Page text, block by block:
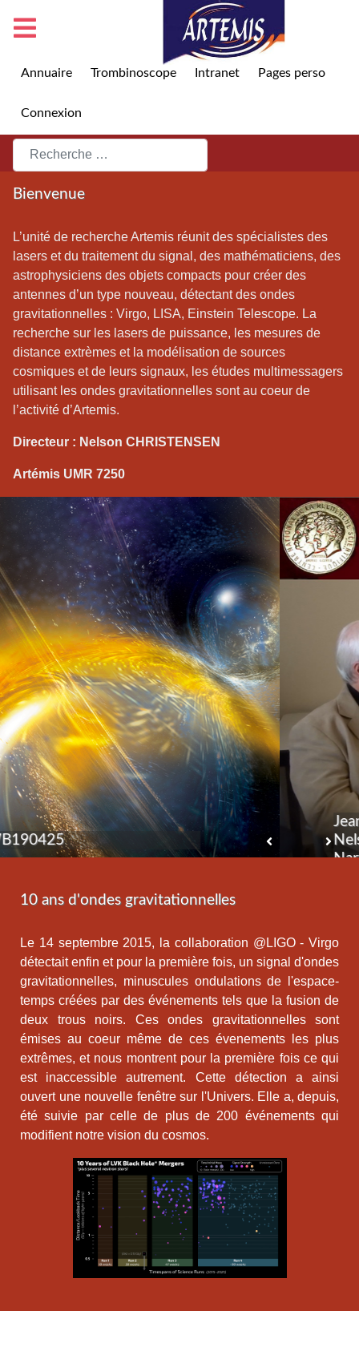
Annuaire Trombinoscope Intranet Pages perso
Connexion
Rechercher
Bienvenue
L’unité de recherche Artemis réunit des spécialistes des
lasers et du traitement du signal, des mathématiciens, des
astrophysiciens des objets compacts pour créer des
antennes d’un type nouveau, détectant des ondes
gravitationnelles : Virgo, LISA, Einstein Telescope. La
recherche sur les lasers de puissance, les mesures de
distance extrèmes et la modélisation de sources
cosmiques et de leurs signaux, les études multimessagers
utilisant les ondes gravitationnelles sont au coeur de
l’activité d’Artemis.
Directeur : Nelson CHRISTENSEN
Artémis UMR 7250
Jean-Yves Vinet, Alain Brillet,
Nelson Christensen, Catherine
Nary-Man
10 ans d'ondes gravitationnelles
Le 14 septembre 2015, la collaboration @LIGO - Virgo
détectait enfin et pour la première fois, un signal d'ondes
gravitationnelles, minuscules ondulations de l'espace-
temps créées par des événements tels que la fusion de
deux trous noirs. Ces ondes gravitationnelles sont
émises au coeur même de ces évenements les plus
extrêmes, et nous montrent pour la première fois ce qui
est inaccessible autrement. Cette détection a ainsi
ouvert une nouvelle fenêtre sur l'Univers. Elle a, depuis,
été suivie par celle de plus de 200 événements qui
modifient notre vision du cosmos.